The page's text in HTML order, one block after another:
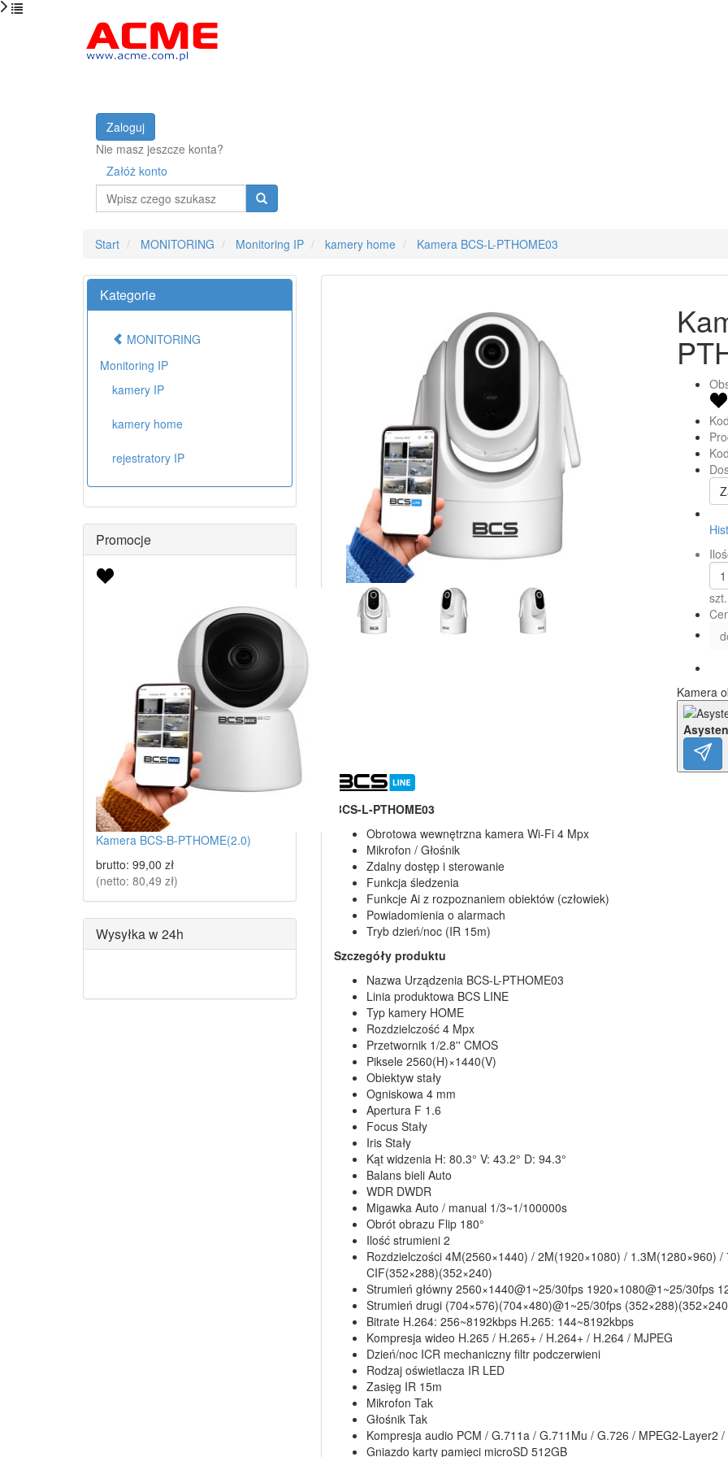
Zaloguj
Nie masz jeszcze konta?
Załóż konto
Wyszukaj
Start MONITORING Monitoring IP kamery home Kamera BCS-L-PTHOME03
szt.
Kamera
BCS-L-PTHOME03
Obrotowa wewnętrzna kamera Wi-Fi 4 Mpx
Mikrofon / Głośnik
Zdalny dostęp i sterowanie
Funkcja śledzenia
Funkcje Ai z rozpoznaniem obiektów (człowiek)
Powiadomienia o alarmach
Tryb dzień/noc (IR 15m)
Szczegóły produktu
Nazwa Urządzenia BCS-L-PTHOME03
Linia produktowa BCS LINE
Typ kamery HOME
Rozdzielczość 4 Mpx
Przetwornik 1/2.8'' CMOS
Piksele 2560(H)×1440(V)
Obiektyw stały
Ogniskowa 4 mm
Apertura F 1.6
Focus Stały
Iris Stały
Kąt widzenia H: 80.3° V: 43.2° D: 94.3°
Balans bieli Auto
WDR DWDR
Migawka Auto / manual 1/3~1/100000s
Obrót obrazu Flip 180°
Ilość strumieni 2
Rozdzielczości 4M(2560×1440) / 2M(1920×1080) / 1.3M(1280×960)
CIF(352×288)(352×240)
Strumień główny 2560×1440@1~25/30fps 1920×1080@1~25/30fps
Strumień drugi (704×576)(704×480)@1~25/30fps
Bitrate H.264: 256~8192kbps H.265: 144~8192kbps
Kompresja wideo H.265 / H.265+ / H.264+ / H.264 / MJPEG
Dzień/noc ICR mechaniczny filtr podczerwieni
Rodzaj oświetlacza IR LED
Zasięg IR 15m
Mikrofon Tak
Głośnik Tak
Kompresja audio PCM / G.711a / G.711Mu / G.726 / MPEG2-Layer2
Gniazdo karty pamięci microSD 512GB
Kategorie
MONITORING
Monitoring IP
kamery IP
kamery home
rejestratory IP
Promocje
Kamera BCS-B-PTHOME(2.0)
brutto: 99,00 zł
(netto: 80,49 zł)
Wysyłka w 24h